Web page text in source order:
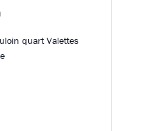
quart Valettes